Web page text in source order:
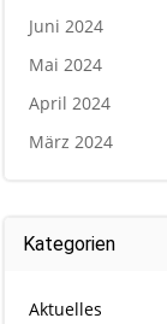
Juni 2024
Mai 2024
April 2024
März 2024
Kategorien
Aktuelles